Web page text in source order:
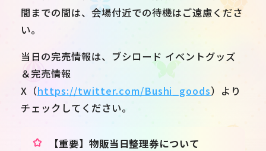
間までの間は、会場付近での待機はご遠慮くださ
い。
当日の完売情報は、ブシロード イベントグッズ
＆完売情報
X（https://twitter.com/Bushi_goods）より
チェックしてください。
【重要】物販当日整理券について